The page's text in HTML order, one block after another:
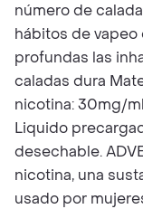
número de
hábitos de vapeo
profundas las
caladas dura
nicotina: 30mg/
Liquido
desechable.
nicotina, una
usado por